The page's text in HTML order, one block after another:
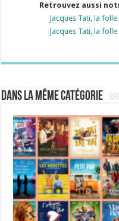
Retrouvez aussi
Jacques Tati, la
Jacques Tati, la
Dans la même catégorie